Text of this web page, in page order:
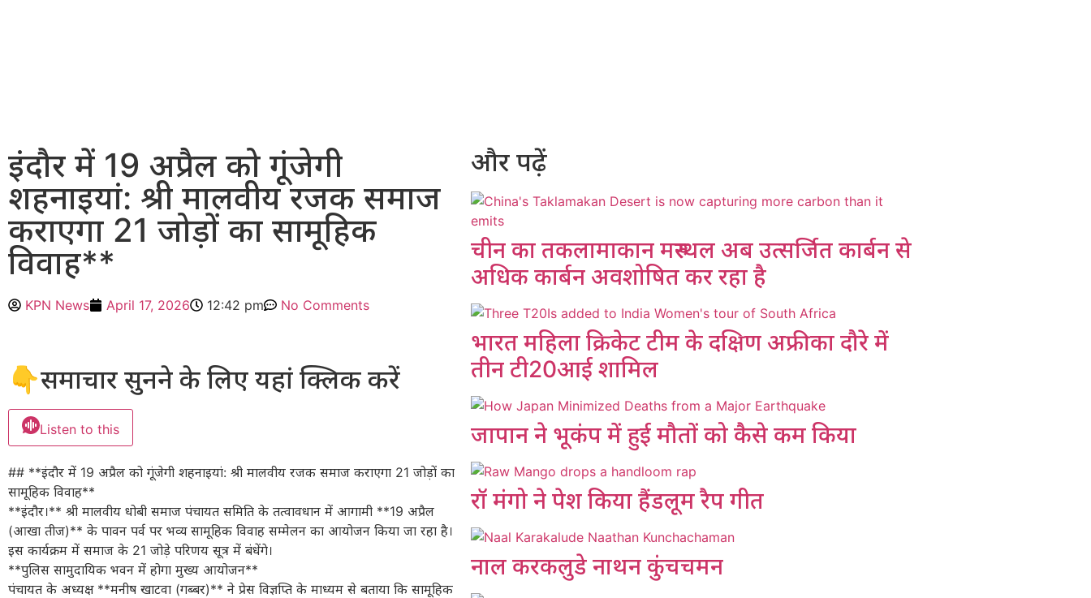
इंदौर में 19 अप्रैल को गूंजेगी
शहनाइयां: श्री मालवीय रजक समाज
कराएगा 21 जोड़ों का सामूहिक
विवाह**
KPN News April 17, 2026 12:42 pm No Comments
👇समाचार सुनने के लिए यहां क्लिक करें
Listen to this
## **इंदौर में 19 अप्रैल को गूंजेगी शहनाइयां: श्री मालवीय रजक समाज कराएगा 21 जोड़ों का
सामूहिक विवाह**
**इंदौर।** श्री मालवीय धोबी समाज पंचायत समिति के तत्वावधान में आगामी **19 अप्रैल
(आखा तीज)** के पावन पर्व पर भव्य सामूहिक विवाह सम्मेलन का आयोजन किया जा रहा है।
इस कार्यक्रम में समाज के 21 जोड़े परिणय सूत्र में बंधेंगे।
**पुलिस सामुदायिक भवन में होगा मुख्य आयोजन**
पंचायत के अध्यक्ष **मनीष खाटवा (गब्बर)** ने प्रेस विज्ञप्ति के माध्यम से बताया कि सामूहिक
और पढ़ें
चीन का तकलामाकान मरुस्थल अब उत्सर्जित कार्बन से
अधिक कार्बन अवशोषित कर रहा है
भारत महिला क्रिकेट टीम के दक्षिण अफ्रीका दौरे में
तीन टी20आई शामिल
जापान ने भूकंप में हुई मौतों को कैसे कम किया
रॉ मंगो ने पेश किया हैंडलूम रैप गीत
नाल करकलुडे नाथन कुंचचमन